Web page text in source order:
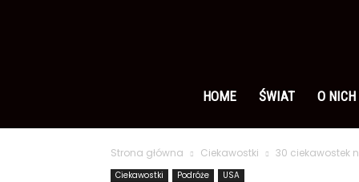
polsku
HOME ŚWIAT O
Strona główna Ciekawostki 30 ciekawostek
Ciekawostki Podróże USA